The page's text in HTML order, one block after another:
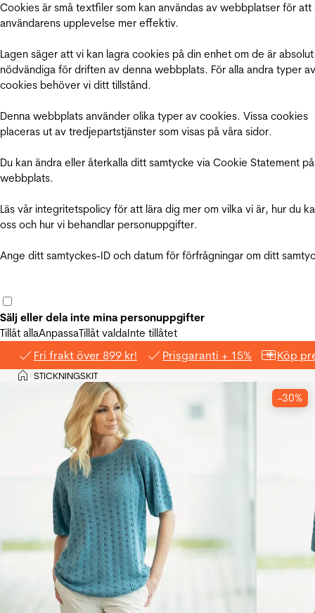
Cookies är små textfiler som kan användas av webbplatser för att
användarens upplevelse mer effektiv.
Lagen säger att vi kan lagra cookies på din enhet om de är absolut
nödvändiga för driften av denna webbplats. För alla andra typer av
cookies behöver vi ditt tillstånd.
Denna webbplats använder olika typer av cookies. Vissa cookies
placeras ut av tredjepartstjänster som visas på våra sidor.
Du kan ändra eller återkalla ditt samtycke via Cookie Statement
webbplats.
Läs vår integritetspolicy för att lära dig mer om vilka vi är, hur du
oss och hur vi behandlar personuppgifter.
Ange ditt samtyckes-ID och datum för förfrågningar om ditt
Sälj eller dela inte mina personuppgifter
Tillåt allaAnpassaTillåt valdaInte tillåtet
Fri frakt över 899 kr! Prisgaranti + 15% Köp
Hem
>STICKNINGSKIT
-30%